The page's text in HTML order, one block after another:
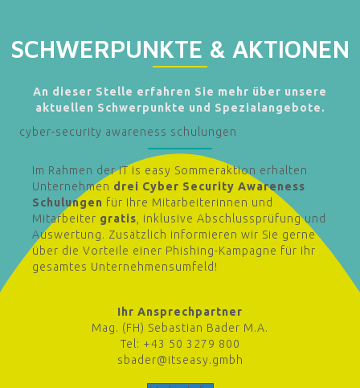
SCHWERPUNKTE & AKTIONEN
An dieser Stelle erfahren Sie mehr über unsere
aktuellen Schwerpunkte und Spezialangebote.
cyber-security awareness schulungen
Im Rahmen der IT is easy Sommeraktion erhalten
Unternehmen drei Cyber Security Awareness
Schulungen für Ihre Mitarbeiterinnen und
Mitarbeiter gratis , inklusive Abschlussprüfung und
Auswertung. Zusätzlich informieren wir Sie gerne
über die Vorteile einer Phishing-Kampagne für Ihr
gesamtes Unternehmensumfeld!
Ihr Ansprechpartner
Mag. (FH) Sebastian Bader M.A.
Tel: +43 50 3279 800
sbader@itseasy.gmbh